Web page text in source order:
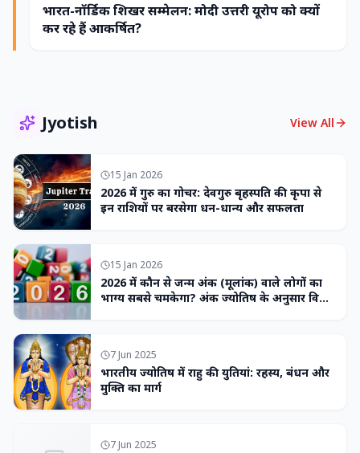
भारत-नॉर्डिक शिखर सम्मेलन: मोदी उत्तरी यूरोप को क्यों
कर रहे हैं आकर्षित?
Jyotish View All
15 Jan 2026
2026 में गुरु का गोचर: देवगुरु बृहस्पति की कृपा से
इन राशियों पर बरसेगा धन-धान्य और सफलता
15 Jan 2026
2026 में कौन से जन्म अंक (मूलांक) वाले लोगों का
भाग्य सबसे चमकेगा? अंक ज्योतिष के अनुसार विशेष
7 Jun 2025
भारतीय ज्योतिष में राहु की युतियां: रहस्य, बंधन और
मुक्ति का मार्ग
7 Jun 2025